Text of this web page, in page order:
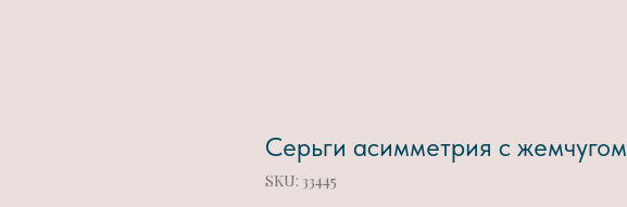
Серьги асимметрия с жемчугом
SKU: 33445